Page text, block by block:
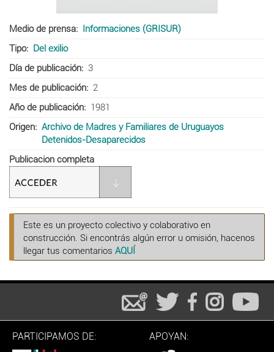
Medio de prensa
Informaciones (GRISUR)
Tipo
Del exilio
Día de publicación
3
Mes de publicación
2
Año de publicación
1981
Origen
Archivo de Madres y Familiares de Uruguayos
Detenidos-Desaparecidos
Publicacion completa
Este es un proyecto colectivo y colaborativo en
construcción. Si encontrás algún error u omisión, hacenos
llegar tus comentarios AQUÍ
PARTICIPAMOS DE: APOYAN: